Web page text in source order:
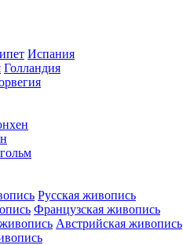
Испания
Голландия
Русская живопись
Французская живопись
Австрийская живопись